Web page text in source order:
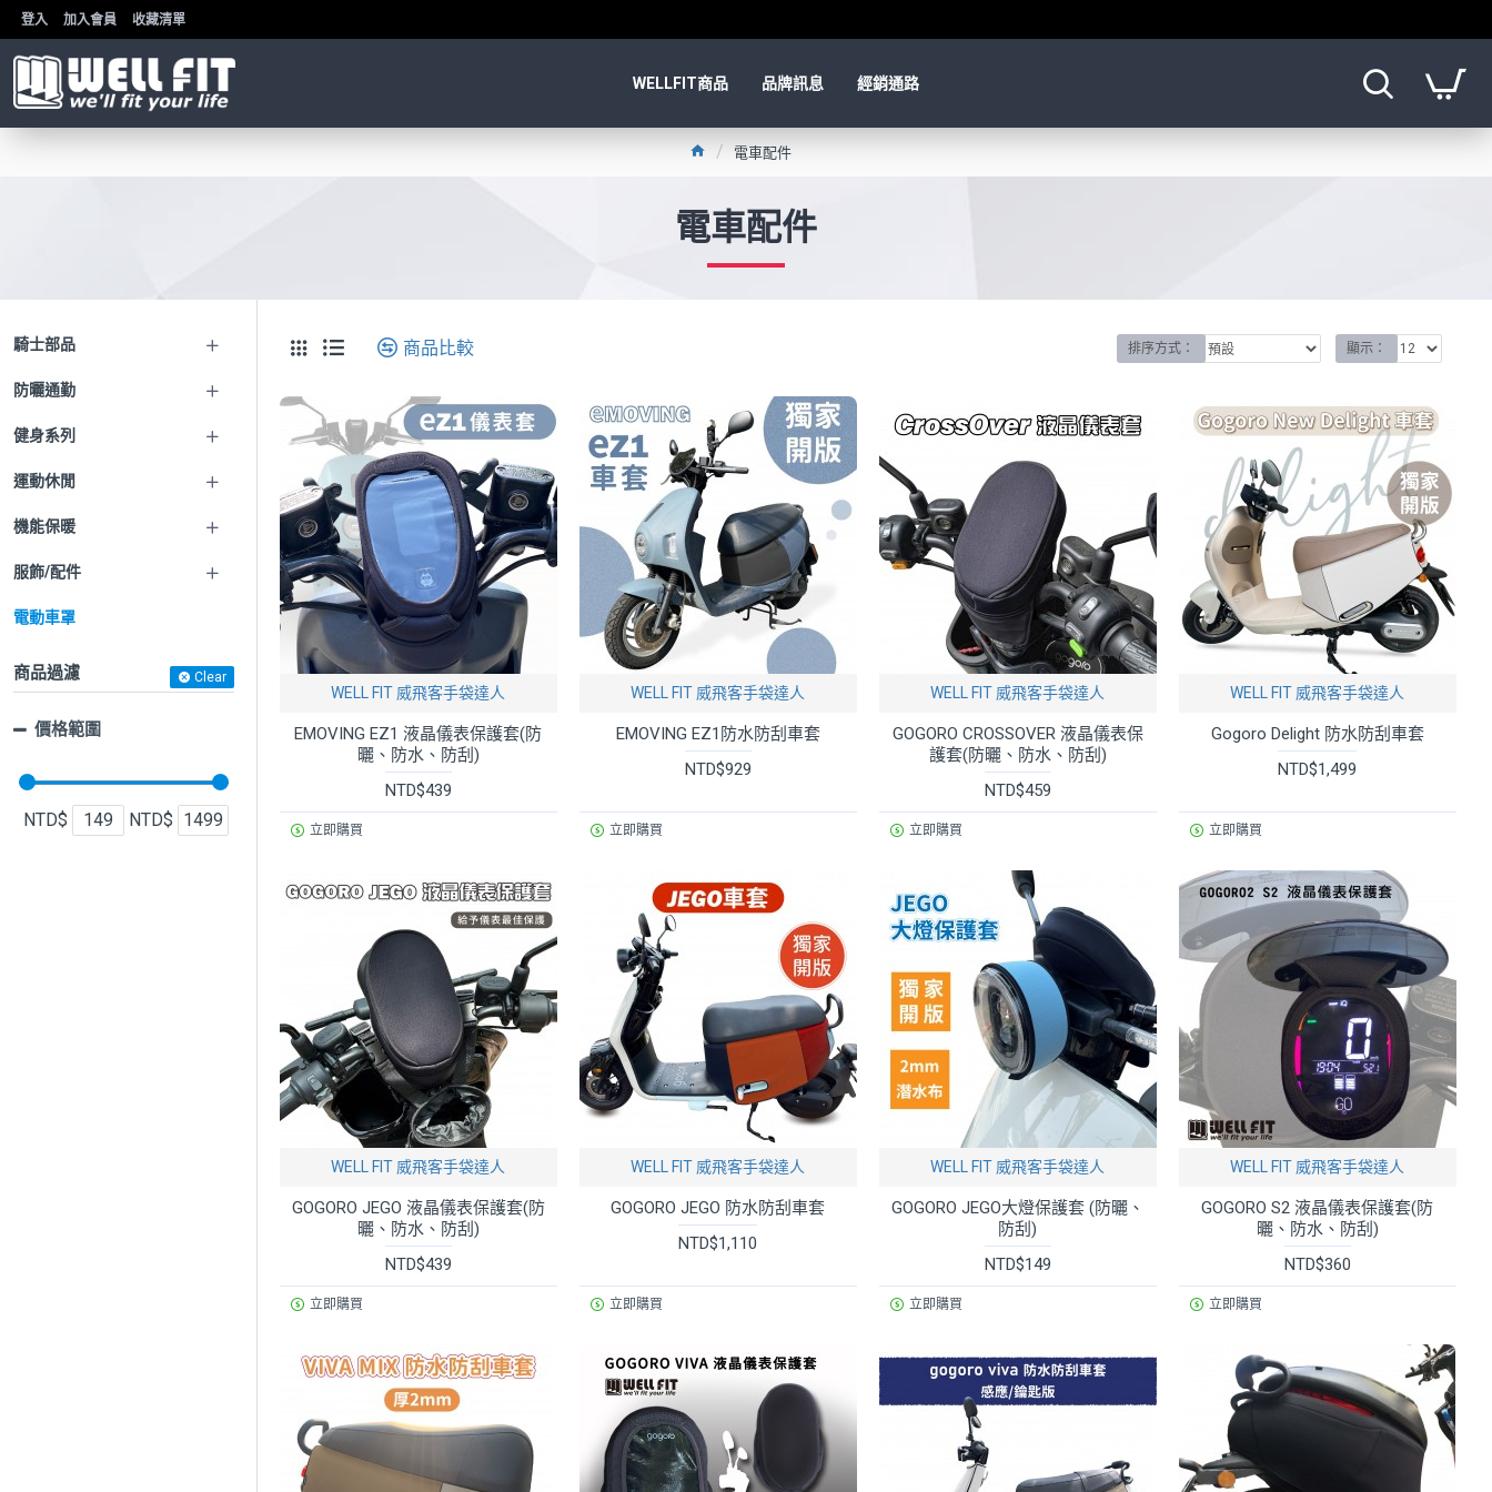
登入 加入會員 收藏清單
WELLFIT商品 品牌訊息 經銷通路
電車配件
電車配件
騎士部品
防曬通勤
健身系列
運動休閒
機能保暖
服飾/配件
電動車罩
商品過濾 Clear
價格範圍
NTD$ NTD$
商品比較 排序方式： 顯示：
WELL FIT 威飛客手袋達人
EMOVING EZ1 液晶儀表保護套(防
曬、防水、防刮)
NTD$439
立即購買
WELL FIT 威飛客手袋達人
EMOVING EZ1防水防刮車套
NTD$929
立即購買
WELL FIT 威飛客手袋達人
GOGORO CROSSOVER 液晶儀表保
護套(防曬、防水、防刮)
NTD$459
立即購買
WELL FIT 威飛客手袋達人
Gogoro Delight 防水防刮車套
NTD$1,499
立即購買
WELL FIT 威飛客手袋達人
GOGORO JEGO 液晶儀表保護套(防
曬、防水、防刮)
NTD$439
立即購買
WELL FIT 威飛客手袋達人
GOGORO JEGO 防水防刮車套
NTD$1,110
立即購買
WELL FIT 威飛客手袋達人
GOGORO JEGO大燈保護套 (防曬、
防刮)
NTD$149
立即購買
WELL FIT 威飛客手袋達人
GOGORO S2 液晶儀表保護套(防
曬、防水、防刮)
NTD$360
立即購買